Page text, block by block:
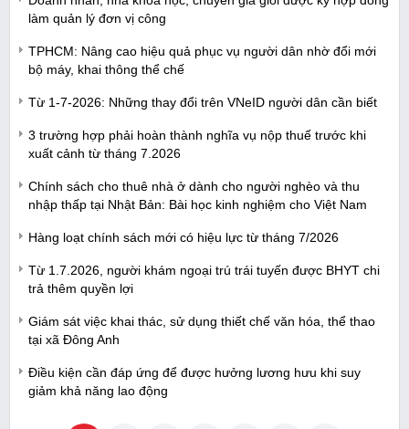
làm quản lý đơn vị công
TPHCM: Nâng cao hiệu quả phục vụ người dân nhờ đổi mới
bộ máy, khai thông thể chế
Từ 1-7-2026: Những thay đổi trên VNeID người dân cần biết
3 trường hợp phải hoàn thành nghĩa vụ nộp thuế trước khi
xuất cảnh từ tháng 7.2026
Chính sách cho thuê nhà ở dành cho người nghèo và thu
nhập thấp tại Nhật Bản: Bài học kinh nghiệm cho Việt Nam
Hàng loạt chính sách mới có hiệu lực từ tháng 7/2026
Từ 1.7.2026, người khám ngoại trú trái tuyến được BHYT chi
trả thêm quyền lợi
Giám sát việc khai thác, sử dụng thiết chế văn hóa, thể thao
tại xã Đông Anh
Điều kiện cần đáp ứng để được hưởng lương hưu khi suy
giảm khả năng lao động